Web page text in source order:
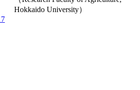
Hokkaido University）